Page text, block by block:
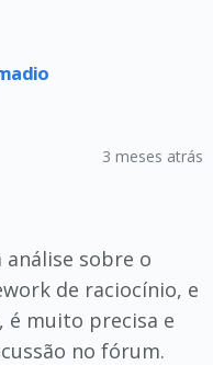
3 meses atrás
análise sobre o
de raciocínio, e
é muito precisa e
no fórum.